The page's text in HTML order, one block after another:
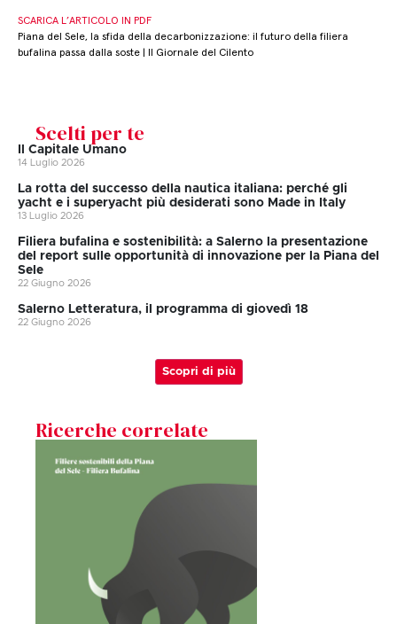
SCARICA L’ARTICOLO IN PDF
Piana del Sele, la sfida della decarbonizzazione: il futuro della filiera
bufalina passa dalla soste | Il Giornale del Cilento
Scelti per te
Il Capitale Umano
14 Luglio 2026
La rotta del successo della nautica italiana: perché gli
yacht e i superyacht più desiderati sono Made in Italy
13 Luglio 2026
Filiera bufalina e sostenibilità: a Salerno la presentazione
del report sulle opportunità di innovazione per la Piana del
Sele
22 Giugno 2026
Salerno Letteratura, il programma di giovedì 18
22 Giugno 2026
Scopri di più
Ricerche correlate